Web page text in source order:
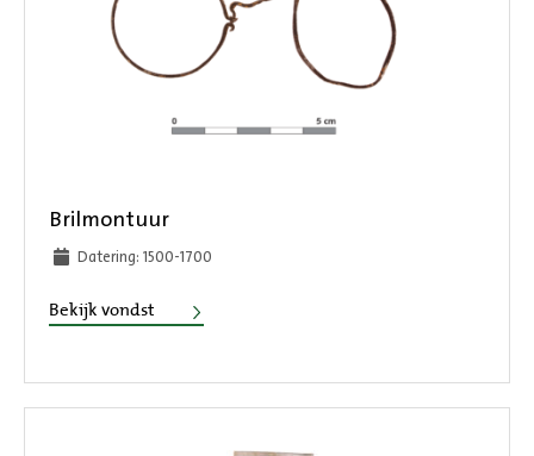
Brilmontuur
Datering: 1500-1700
Bekijk vondst Brilmontuur